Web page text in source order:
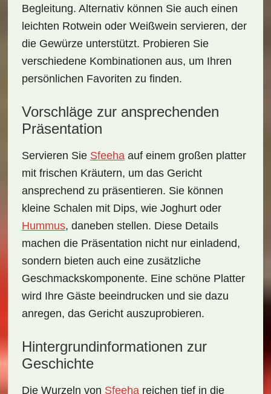
Begleitung. Alternativ können Sie auch einen
leichten Rotwein oder Weißwein servieren, der
die Gewürze unterstützt. Probieren Sie
verschiedene Kombinationen aus, um Ihren
persönlichen Favoriten zu finden.
Vorschläge zur ansprechenden
Präsentation
Servieren Sie Sfeehaauf einem großen platter
mit frischen Kräutern, um das Gericht
ansprechend zu präsentieren. Sie können
kleine Schalen mit Dips, wie Joghurt oder
Hummus, daneben stellen. Diese Details
machen die Präsentation nicht nur einladend,
sondern bieten auch eine zusätzliche
Geschmackskomponente. Eine schöne Platter
wird Ihre Gäste beeindrucken und sie dazu
anregen, das Gericht auszuprobieren.
Hintergrundinformationen zur
Geschichte
Die Wurzeln von Sfeehareichen tief in die